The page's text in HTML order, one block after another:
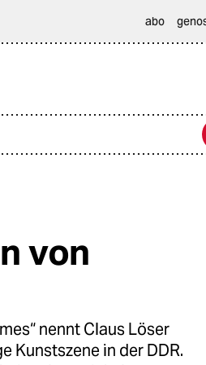
abo
von
nennt Claus Löser
Kunstszene in der DDR.